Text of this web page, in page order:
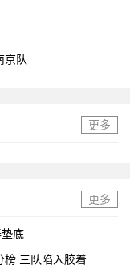
京队
更多
更多
底
榜 三队陷入胶着